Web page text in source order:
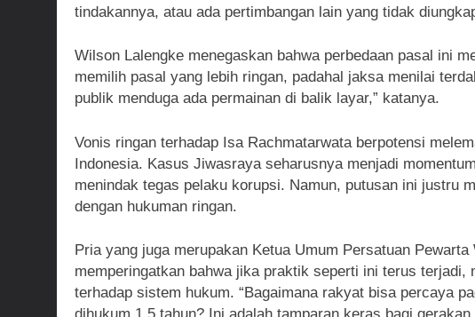
tindakannya, atau ada pertimbangan lain yang tidak
Wilson Lalengke menegaskan bahwa perbedaan pasal ini
memilih pasal yang lebih ringan, padahal jaksa menilai
publik menduga ada permainan di balik layar,” katanya.
Vonis ringan terhadap Isa Rachmatarwata berpotensi
Indonesia. Kasus Jiwasraya seharusnya menjadi
menindak tegas pelaku korupsi. Namun, putusan ini justru
dengan hukuman ringan.
Pria yang juga merupakan Ketua Umum Persatuan
memperingatkan bahwa jika praktik seperti ini terus
terhadap sistem hukum. “Bagaimana rakyat bisa percaya